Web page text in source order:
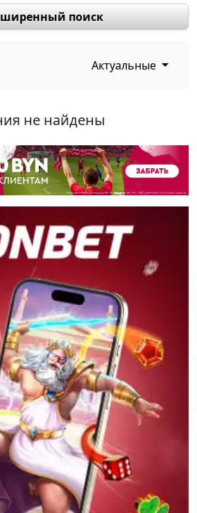
поиск
Актуальные
не найдены